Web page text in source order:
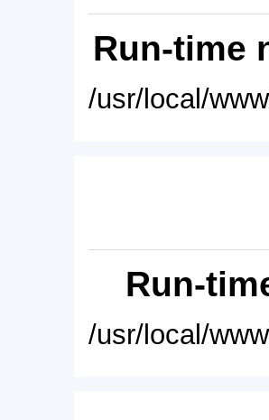
Run-time
/usr/local/
Run-
/usr/local/